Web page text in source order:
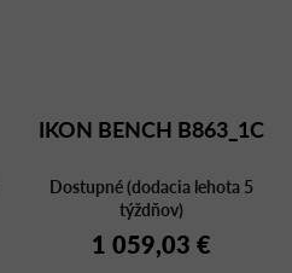
IKON BENCH B863_1C
Dostupné (dodacia lehota 5
týždňov)
1 059,03 €